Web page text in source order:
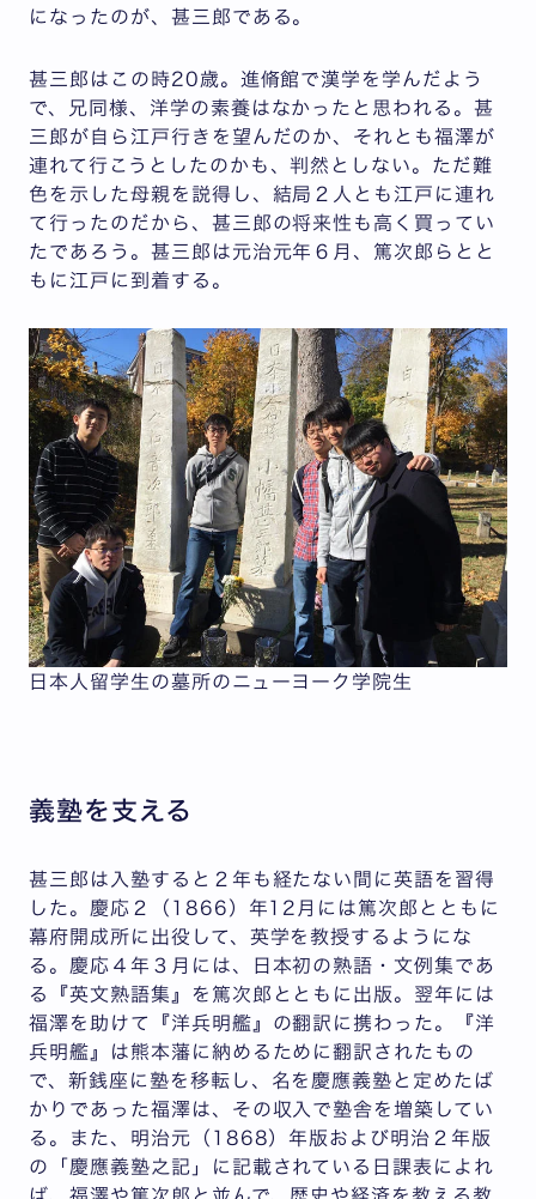
になったのが、甚三郎である。
甚三郎はこの時20歳。進脩館で漢学を学んだよう
で、兄同様、洋学の素養はなかったと思われる。甚
三郎が自ら江戸行きを望んだのか、それとも福澤が
連れて行こうとしたのかも、判然としない。ただ難
色を示した母親を説得し、結局２人とも江戸に連れ
て行ったのだから、甚三郎の将来性も高く買ってい
たであろう。甚三郎は元治元年６月、篤次郎らとと
もに江戸に到着する。
日本人留学生の墓所のニューヨーク学院生
義塾を支える
甚三郎は入塾すると２年も経たない間に英語を習得
した。慶応２（1866）年12月には篤次郎とともに
幕府開成所に出役して、英学を教授するようにな
る。慶応４年３月には、日本初の熟語・文例集であ
る『英文熟語集』を篤次郎とともに出版。翌年には
福澤を助けて『洋兵明艦』の翻訳に携わった。『洋
兵明艦』は熊本藩に納めるために翻訳されたもの
で、新銭座に塾を移転し、名を慶應義塾と定めたば
かりであった福澤は、その収入で塾舎を増築してい
る。また、明治元（1868）年版および明治２年版
の「慶應義塾之記」に記載されている日課表によれ